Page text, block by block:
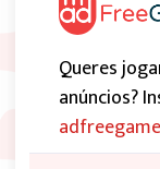
Queres
anúncios?